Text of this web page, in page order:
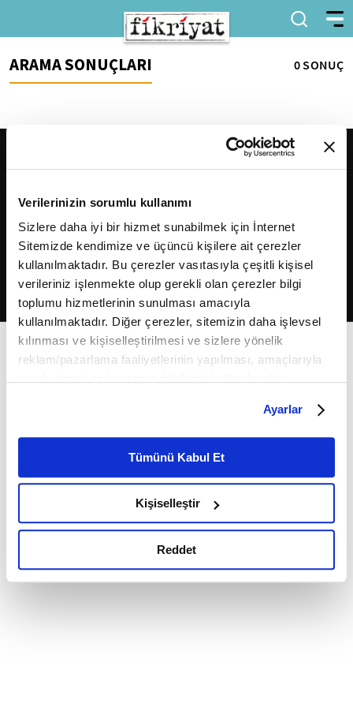
Verilerinizin sorumlu kullanımı
Sizlere daha iyi bir hizmet sunabilmek için İnternet
Sitemizde kendimize ve üçüncü kişilere ait çerezler
kullanılmaktadır. Bu çerezler vasıtasıyla çeşitli kişisel
verileriniz işlenmekte olup gerekli olan çerezler bilgi
toplumu hizmetlerinin sunulması amacıyla
kullanılmaktadır. Diğer çerezler, sitemizin daha işlevsel
kılınması ve kişiselleştirilmesi ve sizlere yönelik
reklam/pazarlama faaliyetlerinin yapılması, amaçlarıyla
belirleyebilirsiniz. Çerezlere ilişkin detaylı bilgi için
Ayarlar butonuna tıklayabilir,Çerez Bilgilendirme
Metnimizi ziyaret edebilirsiniz.
6698 sayılı Kişisel Verilerin Korunması Kanunu uyarınca
okumak ve sitemizi ziyaretiniz kapsamında
gerçekleştirilen veri işleme faaliyetleri ile ilgili daha
detaylı bilgi almak için lütfentıklayınız.
Ayarlar
Tümünü Kabul Et
Kişiselleştir
Reddet
ARAMA SONUÇLARI 0 SONUÇ
2026Fikriyat. Tüm hakları saklıdır.